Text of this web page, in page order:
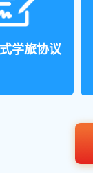
学旅协议